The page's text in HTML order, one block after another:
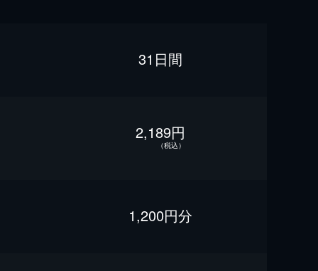
31日間
2,189円
（税込）
1,200円分